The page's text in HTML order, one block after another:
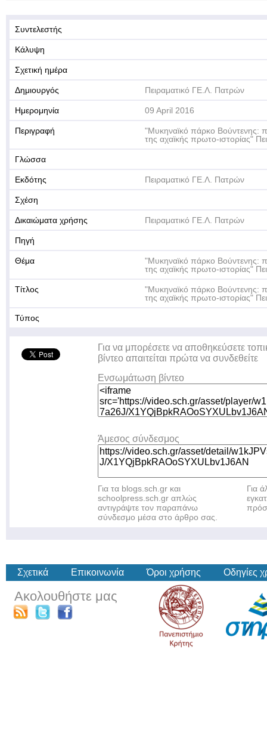
Συντελεστής
Κάλυψη
Σχετική ημέρα
Δημιουργός Πειραματικό ΓΕ.Λ. Πατρών
Ημερομηνία 09 April 2016
Περιγραφή
"Μυκηναϊκό πάρκο Βούντενης:
της αχαϊκής πρωτο-ιστορίας"
Γλώσσα
Εκδότης Πειραματικό ΓΕ.Λ. Πατρών
Σχέση
Δικαιώματα χρήσης Πειραματικό ΓΕ.Λ. Πατρών
Πηγή
Θέμα
"Μυκηναϊκό πάρκο Βούντενης:
της αχαϊκής πρωτο-ιστορίας"
Τίτλος
"Μυκηναϊκό πάρκο Βούντενης:
της αχαϊκής πρωτο-ιστορίας"
Τύπος
Για να μπορέσετε να αποθηκεύσετε
βίντεο απαιτείται πρώτα να συνδεθείτε
Ενσωμάτωση βίντεο
Άμεσος σύνδεσμος
Για τα blogs.sch.gr και
schoolpress.sch.gr απλώς
αντιγράψτε τον παραπάνω
σύνδεσμο μέσα στο άρθρο σας.
Για
Σχετικά Επικοινωνία Όροι χρήσης Οδηγίες
Ακολουθήστε μας